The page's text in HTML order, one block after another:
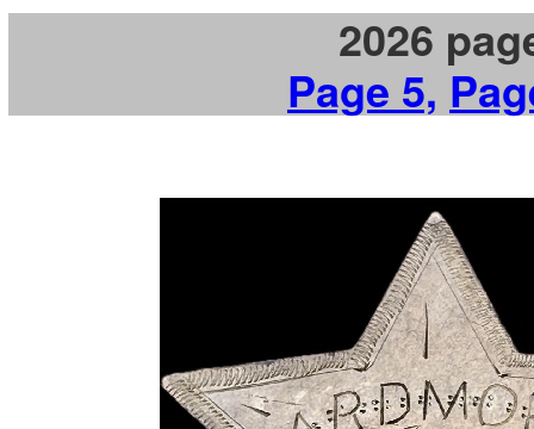
2026
Page 5,